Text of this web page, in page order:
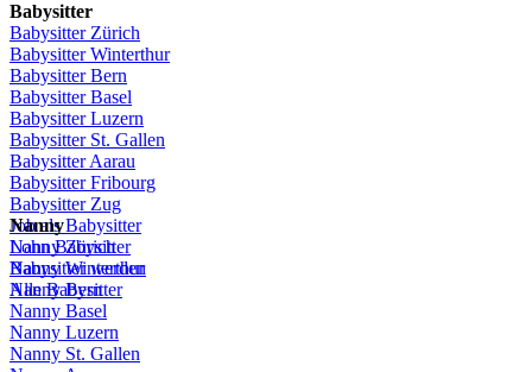
Babysitter
BabysitterZürich
Babysitter Winterthur
Babysitter Bern
Babysitter Basel
BabysitterLuzern
Babysitter St. Gallen
BabysitterAarau
BabysitterFribourg
BabysitterZug
JobalsBabysitter
LohnBabysitter
Babysitterwerden
Alle Babysitter
Nanny
NannyZürich
Nanny Winterthur
Nanny Bern
Nanny Basel
Nanny Luzern
Nanny St. Gallen